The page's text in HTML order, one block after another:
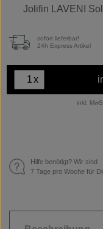
Jolifin LAVENI
sofort lieferbar!
24h Express Artikel
x
inkl.
Hilfe benötigt? Wir sind
7 Tage pro Woche für